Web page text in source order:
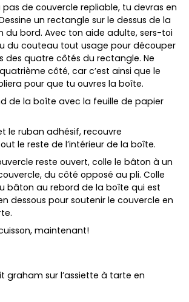
pas de couvercle repliable, tu devras en
un rectangle sur le dessus de la
du bord. Avec ton aide adulte, sers-toi
du couteau tout usage pour découper
des quatre côtés du rectangle. Ne
côté, car c’est ainsi que le
pour que tu ouvres la boîte.
de la boîte avec la feuille de papier
le ruban adhésif, recouvre
le reste de l’intérieur de la boîte.
reste ouvert, colle le bâton à un
du côté opposé au pli. Colle
bâton au rebord de la boîte qui est
dessous pour soutenir le couvercle en
maintenant!
graham sur l’assiette à tarte en